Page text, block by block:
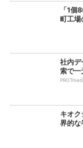
「1
町工
社内
索で一
キオ
界的な